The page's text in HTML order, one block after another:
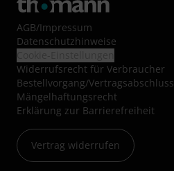
AGB/Impressum
Datenschutzhinweise
Widerrufsrecht für Verbraucher
Bestellvorgang/Vertragsabschluss
Mängelhaftungsrecht
Erklärung zur Barrierefreiheit
Vertrag widerrufen